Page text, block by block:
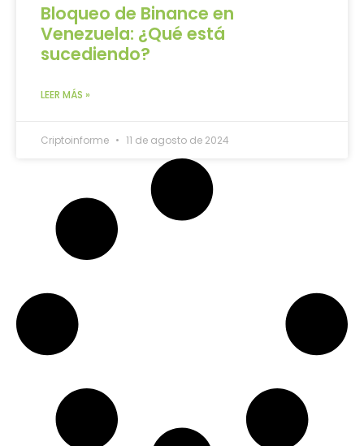
Bloqueo de Binance en
Venezuela: ¿Qué está
sucediendo?
LEER MÁS »
Criptoinforme 11 de agosto de 2024